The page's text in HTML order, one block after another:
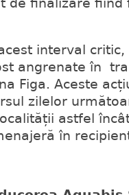
de finalizare fiind
interval
angrenate în
Figa. Aceste
zilelor
astfel
în